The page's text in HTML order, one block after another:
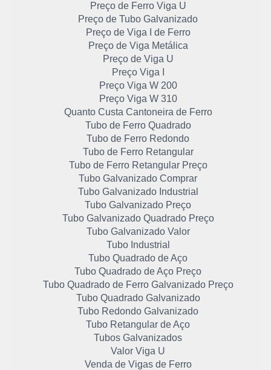
Preço de Ferro Viga U
Preço de Tubo Galvanizado
Preço de Viga I de Ferro
Preço de Viga Metálica
Preço de Viga U
Preço Viga I
Preço Viga W 200
Preço Viga W 310
Quanto Custa Cantoneira de Ferro
Tubo de Ferro Quadrado
Tubo de Ferro Redondo
Tubo de Ferro Retangular
Tubo de Ferro Retangular Preço
Tubo Galvanizado Comprar
Tubo Galvanizado Industrial
Tubo Galvanizado Preço
Tubo Galvanizado Quadrado Preço
Tubo Galvanizado Valor
Tubo Industrial
Tubo Quadrado de Aço
Tubo Quadrado de Aço Preço
Tubo Quadrado de Ferro Galvanizado Preço
Tubo Quadrado Galvanizado
Tubo Redondo Galvanizado
Tubo Retangular de Aço
Tubos Galvanizados
Valor Viga U
Venda de Vigas de Ferro